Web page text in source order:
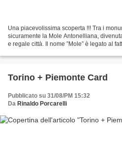
Una piacevolissima scoperta !!! Tra i
sicuramente la Mole Antonelliana,
e regale città. Il nome ”Mole” è legato al
Torino + Piemonte Card
Pubblicato su 31/08/PM 15:32
Da Rinaldo Porcarelli